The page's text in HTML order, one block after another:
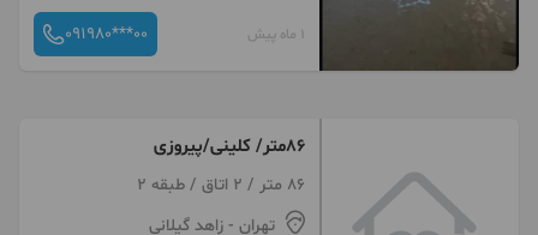
1 ماه پیش 091980***00
86متر/ کلینی/پیروزی
86 متر / 2 اتاق / طبقه 2
تهران - زاهد گیلانی